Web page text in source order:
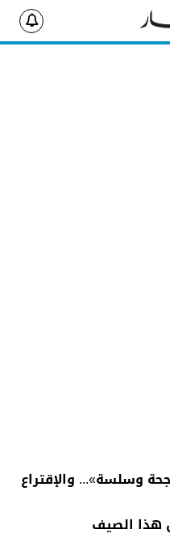
وسلسة»... والإقتراع
هذا الصيف